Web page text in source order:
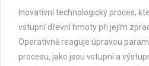
Inovativní technologický proces,
vstupní dřevní hmoty při jejím
Operativně reaguje úpravou
procesu, jako jsou vstupní a